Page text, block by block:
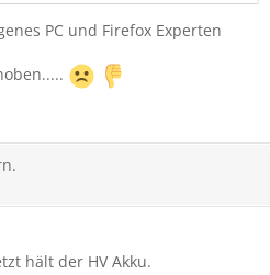
PC und Firefox Experten
hält der HV Akku.